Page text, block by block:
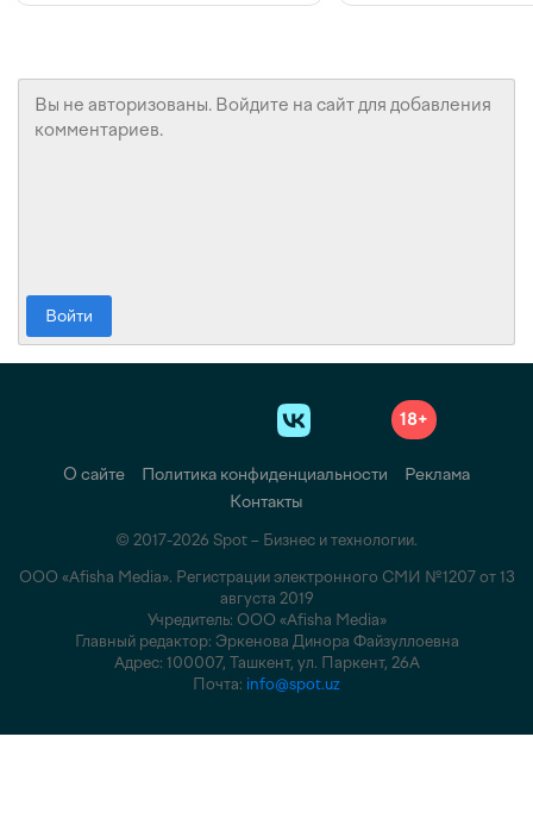
Войти
18+
О сайте Политика конфиденциальности
Реклама
Контакты
© 2017-2026 Spot – Бизнес и технологии.
ООО «Afisha Media». Регистрации электронного СМИ №1207 от 13
августа 2019
Учредитель: ООО «Afisha Media»
Главный редактор: Эркенова Динора Файзуллоевна
Адрес: 100007, Ташкент, ул. Паркент, 26А
Почта: info@spot.uz